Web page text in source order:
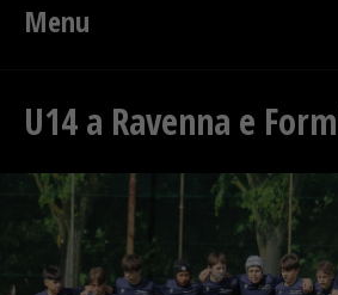
Menu
U14 a Ravenna e